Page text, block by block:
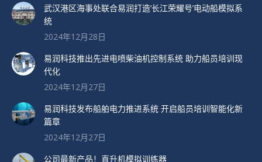
武汉港区海事处联合易润打造’长江荣耀号’电动船模拟系
统
2024年12月28日
易润科技推出先进电喷柴油机控制系统 助力船员培训现
代化
2024年12月27日
易润科技发布船舶电力推进系统 开启船员培训智能化新
篇章
2024年12月27日
公司最新产品！直升机模拟训练器